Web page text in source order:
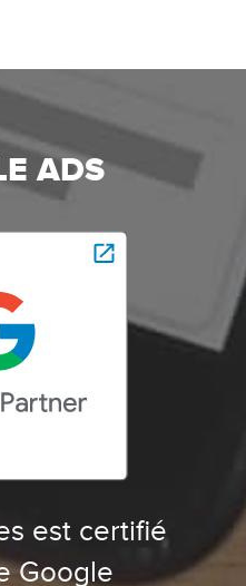
ADS
est certifié
Google